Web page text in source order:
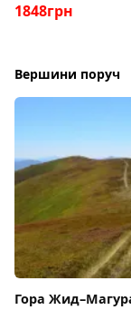
1848грн
Вершини поруч
Гора